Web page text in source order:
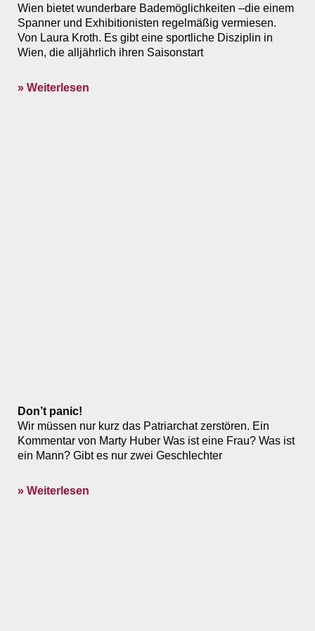
Wien bietet wunderbare Bademöglichkeiten –die einem
Spanner und Exhibitionisten regelmäßig vermiesen.
Von Laura Kroth. Es gibt eine sportliche Disziplin in
Wien, die alljährlich ihren Saison­start
» Weiterlesen
Don’t panic!
Wir müssen nur kurz das Patriarchat zerstören. Ein
Kommentar von Marty Huber Was ist eine Frau? Was ist
ein Mann? Gibt es nur zwei Geschlechter
» Weiterlesen